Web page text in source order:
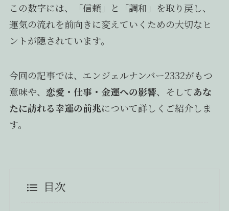
この数字には、「信頼」と「調和」を取り戻し、
運気の流れを前向きに変えていくための大切なヒ
ントが隠されています。
今回の記事では、エンジェルナンバー2332がもつ
意味や、 恋愛・仕事・金運への影響、そしてあな
たに訪れる幸運の前兆について詳しくご紹介しま
す。
目次